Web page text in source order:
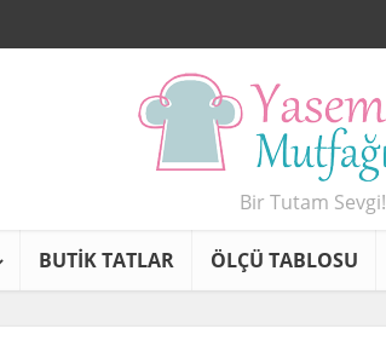
Bir Tutam Sevgi!
BUTİK TATLAR ÖLÇÜ TABLOSU